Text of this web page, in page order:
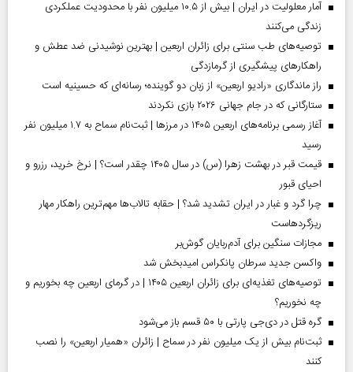
آمار معلولیت در ایران | بیش از ۱۰.۵ میلیون نفر با محدودیت عملکردی
زندگی می‌کنند
توصیه‌های طب سنتی برای زائران اربعین | بهترین نوشیدنی ضد عطش و
راهکارهای پیشگیری از گرمازدگی
راز ماندگاری «رادیو اربعین» از زبان دو گوینده؛ رسانه‌ای که حسینیه است
ستارگانی که در جام جهانی ۲۰۲۶ بازی نکردند
آغاز رسمی برنامه‌های اربعین ۱۴۰۵ در مرز‌ها | ثبت‌نام سماح به ۱.۷ میلیون نفر
رسید
قیمت قبر در بهشت زهرا (س) در سال ۱۴۰۵ چقدر است؟ | نرخ خرید، رزرو و
احیای قبور
چرا گرد و غبار در ایران تشدید شد؟ | حقابه تالاب‌ها مهم‌ترین راهکار مهار
ریزگردهاست
مجازات سنگین برای آدم‌ربایان گوش‌بر
واکسن جدید سرطان پانکراس امیدبخش شد
توصیه‌های تغذیه‌ای برای زائران اربعین ۱۴۰۵ | در گرمای اربعین چه بخوریم و
چه نخوریم؟
گره قتل در دی‌جی پارتی با ۵۰ قسم باز می‌شود
ثبت‌نام بیش از یک میلیون نفر در سماح | زائران «همیار اربعین» را نصب
کنند